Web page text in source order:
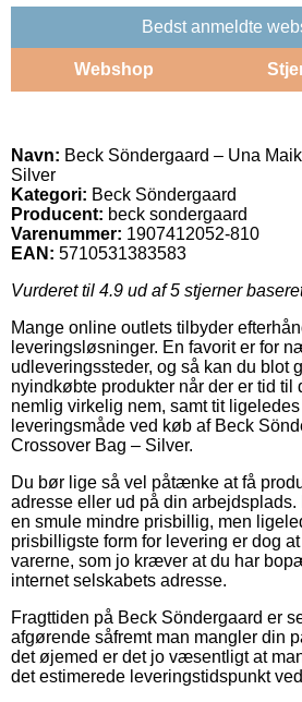
Bedst anmeldte
Webshop
Navn: Beck Söndergaard – Una
Silver
Kategori: Beck Söndergaard
Producent: beck sondergaard
Varenummer: 1907412052-810
EAN: 5710531383583
Vurderet til 4.9 ud af 5 stjerner
Mange online outlets tilbyder
leveringsløsninger. En favorit er for
udleveringssteder, og så kan du blot
nyindkøbte produkter når der er tid til
nemlig virkelig nem, samt tit
leveringsmåde ved køb af Beck
Crossover Bag – Silver.
Du bør lige så vel påtænke at få
adresse eller ud på din
en smule mindre prisbillig, men
prisbilligste form for levering er dog
varerne, som jo kræver at du har
internet selskabets adresse.
Fragttiden på Beck Söndergaard er
afgørende såfremt man mangler din
det øjemed er det jo væsentligt at
det estimerede leveringstidspunkt